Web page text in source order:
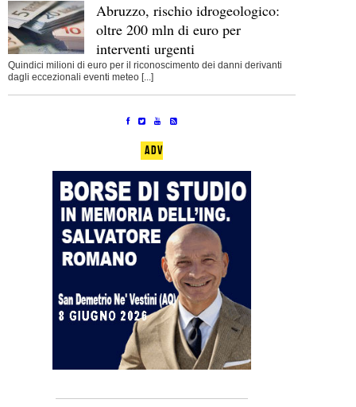
Abruzzo, rischio idrogeologico:
oltre 200 mln di euro per
interventi urgenti
Quindici milioni di euro per il riconoscimento dei danni derivanti
dagli eccezionali eventi meteo [...]
ADV